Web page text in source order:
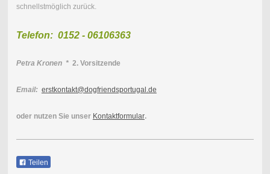
schnellstmöglich zurück.
Telefon: 0152 - 06106363
Petra Kronen * 2. Vorsitzende
Email: erstkontakt@dogfriendsportugal.de
oder nutzen Sie unser Kontaktformular.
Teilen